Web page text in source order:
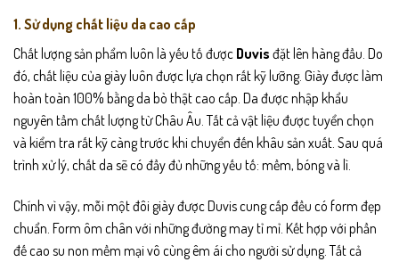
1. Sử dụng chất liệu da cao cấp
Chất lượng sản phẩm luôn là yếu tố được Duvis đặt lên hàng đầu. Do
đó, chất liệu của giày luôn được lựa chọn rất kỹ lưỡng. Giày được làm
hoàn toàn 100% bằng da bò thật cao cấp. Da được nhập khẩu
nguyên tầm chất lượng từ Châu Âu. Tất cả vật liệu được tuyển chọn
và kiểm tra rất kỹ càng trước khi chuyển đến khâu sản xuất. Sau quá
trình xử lý, chất da sẽ có đầy đủ những yếu tố: mềm, bóng và lì.
Chính vì vậy, mỗi một đôi giày được Duvis cung cấp đều có form đẹp
chuẩn. Form ôm chân với những đường may tỉ mỉ. Kết hợp với phần
đế cao su non mềm mại vô cùng êm ái cho người sử dụng. Tất cả